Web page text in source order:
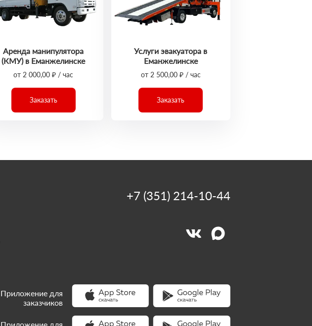
Аренда манипулятора
(КМУ) в Еманжелинске
от 2 000,00 ₽ / час
Заказать
Услуги эвакуатора в
Еманжелинске
от 2 500,00 ₽ / час
Заказать
+7 (351) 214-10-44
Приложение для
заказчиков